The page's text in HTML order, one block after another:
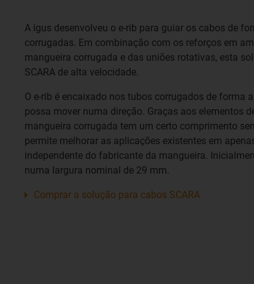
A igus desenvolveu o e-rib para guiar os cabos de
corrugadas. Em combinação com os reforços em
mangueira corrugada e das uniões rotativas, esta
SCARA de alta velocidade.
O e-rib é encaixado nos tubos corrugados de forma
possa mover numa direção. Graças aos elementos
mangueira corrugada tem um certo comprimento
permite melhorar as aplicações existentes em
independente do fabricante da mangueira.
numa largura nominal de 29 mm.
Comprar a solução para cabos SCARA